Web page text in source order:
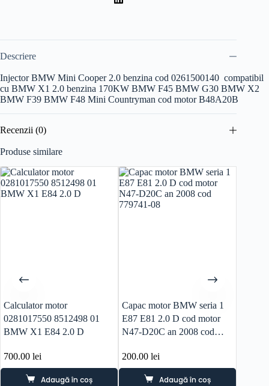
Descriere
Injector BMW Mini Cooper 2.0 benzina cod 0261500140 compatibil
cu BMW X1 2.0 benzina 170KW BMW F45 BMW G30 BMW X2
BMW F39 BMW F48 Mini Countryman cod motor B48A20B
Recenzii (0)
Produse similare
Calculator motor
0281017550 8512498 01
BMW X1 E84 2.0 D
700.00 lei
Adaugă în coș
Capac motor BMW seria 1
E87 E81 2.0 D cod motor
N47-D20C an 2008 cod
200.00lei
Adaugă în coș